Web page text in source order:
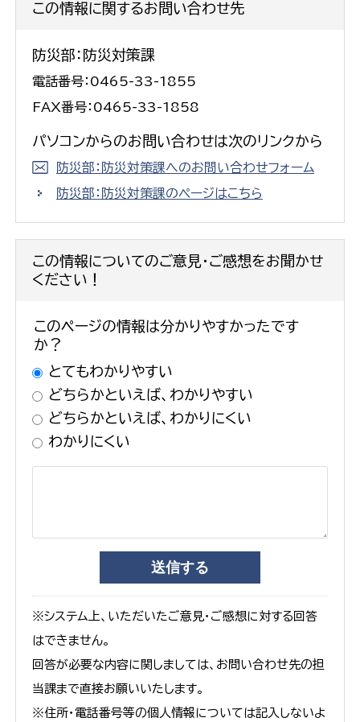
この情報に関するお問い合わせ先
防災部：防災対策課
電話番号：0465-33-1855
FAX番号：0465-33-1858
パソコンからのお問い合わせは次のリンクから
防災部：防災対策課へのお問い合わせフォーム
防災部：防災対策課のページはこちら
この情報についてのご意見・ご感想をお聞かせ
ください！
このページの情報は分かりやすかったです
か？
とてもわかりやすい
どちらかといえば、わかりやすい
どちらかといえば、わかりにくい
わかりにくい
※システム上、いただいたご意見・ご感想に対する回答
はできません。
回答が必要な内容に関しましては、お問い合わせ先の担
当課まで直接お願いいたします。
※住所・電話番号等の個人情報については記入しないよ